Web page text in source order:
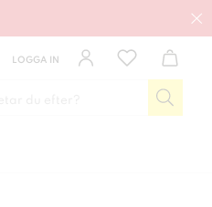
LOGGA IN